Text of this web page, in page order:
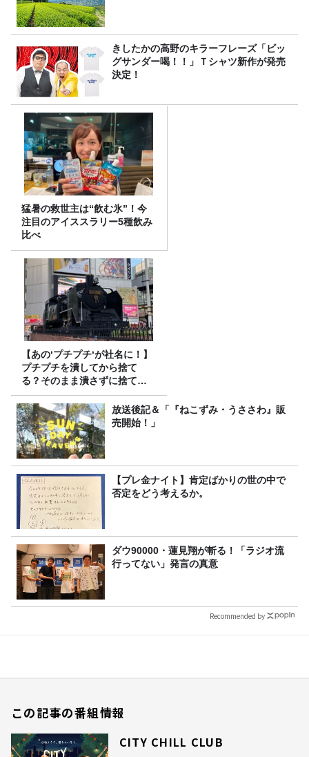
きしたかの高野のキラーフレーズ「ビッ
グサンダー喝！！」Ｔシャツ新作が発売
決定！
猛暑の救世主は“飲む氷”！今
注目のアイススラリー5種飲み
比べ
【あの‘プチプチ‘が社名に！】
プチプチを潰してから捨て
る？そのまま潰さずに捨て
る？
放送後記＆「『ねこずみ・うささわ』販
売開始！」
【プレ金ナイト】肯定ばかりの世の中で
否定をどう考えるか。
ダウ90000・蓮見翔が斬る！「ラジオ流
行ってない」発言の真意
Recommended by
この記事の番組情報
CITY CHILL CLUB